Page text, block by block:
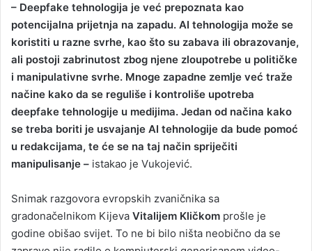
– Deepfake tehnologija je već prepoznata kao
potencijalna prijetnja na zapadu. AI tehnologija može se
koristiti u razne svrhe, kao što su zabava ili obrazovanje,
ali postoji zabrinutost zbog njene zloupotrebe u političke
i manipulativne svrhe. Mnoge zapadne zemlje već traže
načine kako da se reguliše i kontroliše upotreba
deepfake tehnologije u medijima. Jedan od načina kako
se treba boriti je usvajanje AI tehnologije da bude pomoć
u redakcijama, te će se na taj način spriječiti
manipulisanje – istakao je Vukojević.
Snimak razgovora evropskih zvaničnika sa
gradonačelnikom Kijeva Vitalijem Kličkom prošle je
godine obišao svijet. To ne bi bilo ništa neobično da se